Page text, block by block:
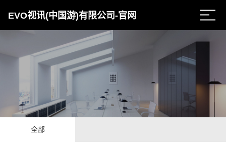
EVO视讯(中国游)有限公司-官网
全部